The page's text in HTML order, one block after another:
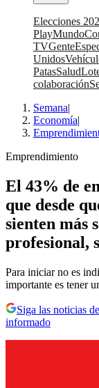
Elecciones
PlayMundo
TVGente
Unidos
PatasSalud
colaboración
Semana|
Economía|
Emprendimiento
El 43% de
que desde
sienten más
profesional,
Para iniciar no es
importante es tener
Siga las noticias
informado